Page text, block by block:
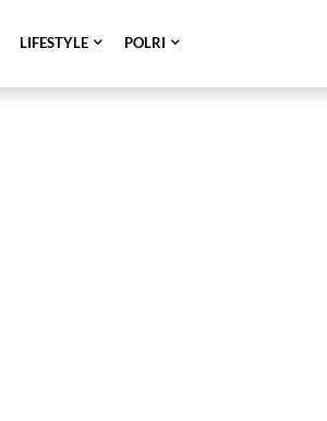
LIFESTYLE POLRI